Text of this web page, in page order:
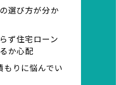
選び方が分か
ず住宅ローン
か心配
もりに悩んでい